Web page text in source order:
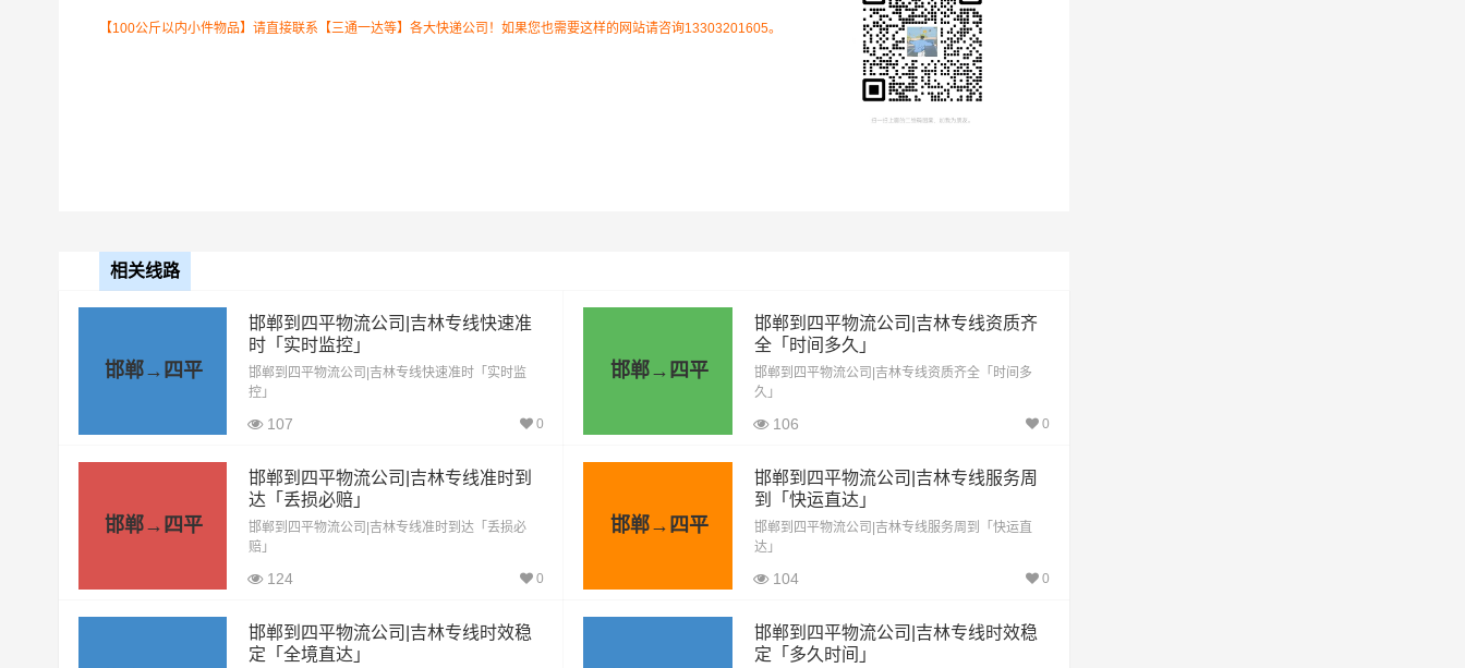
6.8米高栏
9.6米高栏 7.5元 6352.5元
13米高栏 8.5元 847公里 7199.5元
17.5米平板 847公里
整车运输价格计算方式通常是按单价×公里，以上报价为市场透明价，仅供参考，不作为
最终成交价格，望知晓！
【100公斤以内小件物品】请直接联系【三通一达等】各大快递公司！如果您也需要这样的网站请咨询13303201605。
相关线路
邯郸→四平
邯郸到四平物流公司|吉林专线快速准
时「实时监控」
邯郸到四平物流公司|吉林专线快速准时「实时监
控」
107 0
邯郸→四平
邯郸到四平物流公司|吉林专线资质齐
全「时间多久」
邯郸到四平物流公司|吉林专线资质齐全「时间多
久」
106 0
邯郸→四平
邯郸到四平物流公司|吉林专线准时到
达「丢损必赔」
邯郸到四平物流公司|吉林专线准时到达「丢损必
赔」
124 0
邯郸→四平
邯郸到四平物流公司|吉林专线服务周
到「快运直达」
邯郸到四平物流公司|吉林专线服务周到「快运直
达」
104 0
邯郸到四平物流公司|吉林专线时效稳
定「全境直达」
邯郸到四平物流公司|吉林专线时效稳
定「多久时间」